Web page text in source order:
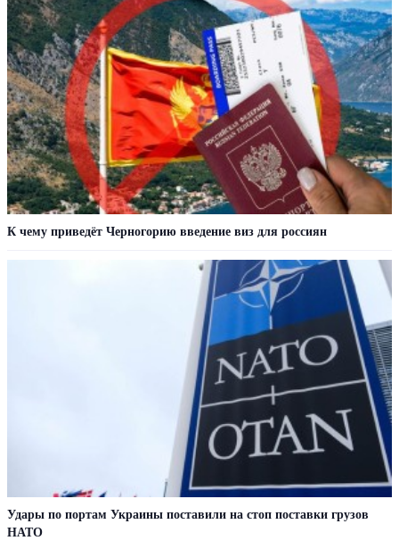
К чему приведёт Черногорию введение виз для россиян
Удары по портам Украины поставили на стоп поставки грузов
НАТО